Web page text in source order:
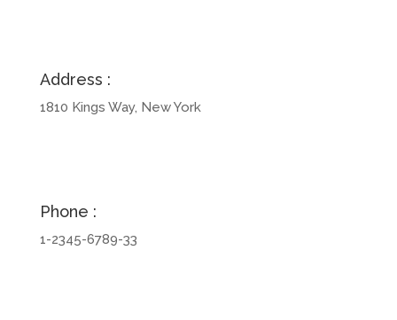
Address :
1810 Kings Way, New York
Phone :
1-2345-6789-33